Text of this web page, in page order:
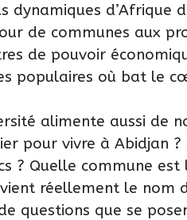
dynamiques d’Afrique
de communes aux
de pouvoir
populaires où bat le
alimente aussi de
pour vivre à Abidjan
? Quelle commune
vient réellement le
questions que se